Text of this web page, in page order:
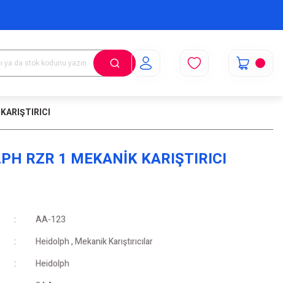
RZR 1 MEKANİK KARIŞTIRICI
AA-123
Heidolph,Mekanik Karıştırıcılar
Heidolph